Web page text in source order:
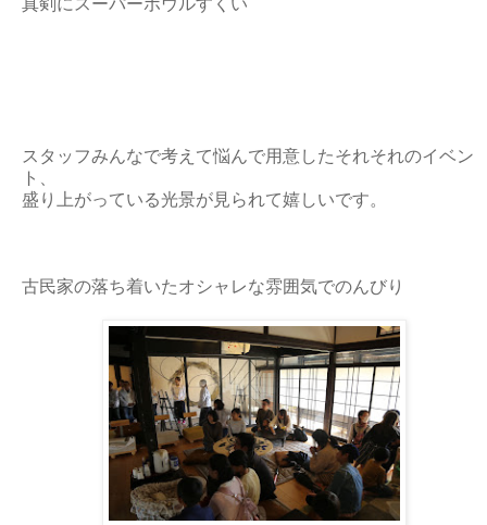
真剣にスーパーボウルすくい
スタッフみんなで考えて悩んで用意したそれそれのイベン
ト、
盛り上がっている光景が見られて嬉しいです。
古民家の落ち着いたオシャレな雰囲気でのんびり